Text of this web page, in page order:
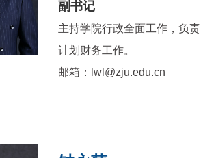
副书记
主持学院行政全面工作，负责
计划财务工作。
邮箱：lwl@zju.edu.cn